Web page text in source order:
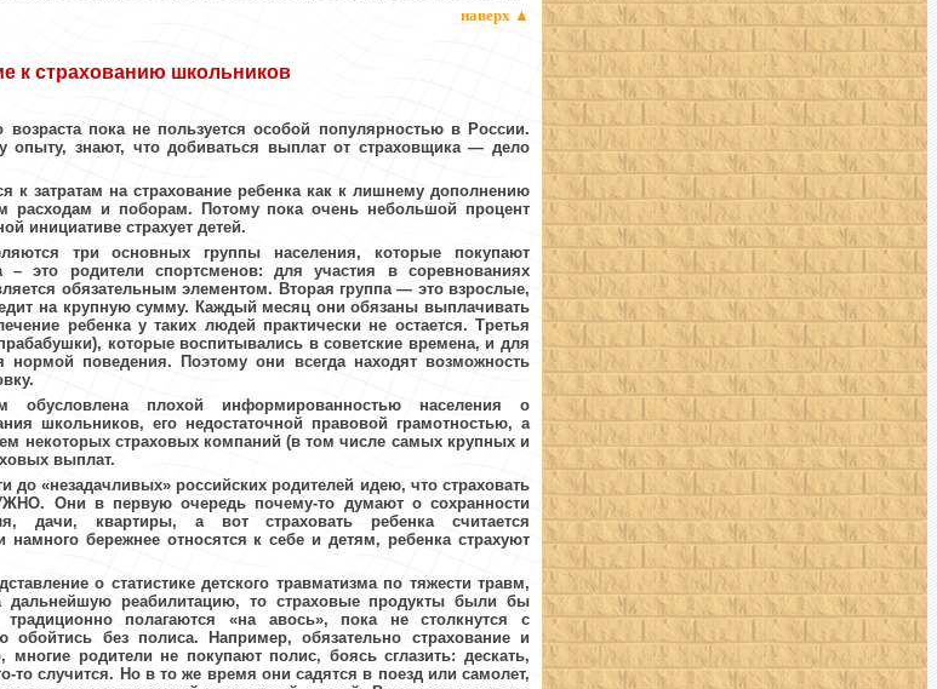
наверх ▲
к страхованию школьников
возраста пока не пользуется особой популярностью в России.
опыту, знают, что добиваться выплат от страховщика — дело
к затратам на страхование ребенка как к лишнему дополнению
и поборам. Потому пока очень небольшой процент
инициативе страхует детей.
три основных группы населения, которые покупают
– это родители спортсменов: для участия в соревнованиях
обязательным элементом. Вторая группа — это взрослые,
на крупную сумму. Каждый месяц они обязаны выплачивать
ребенка у таких людей практически не остается. Третья
которые воспитывались в советские времена, и для
нормой поведения. Поэтому они всегда находят возможность
обусловлена плохой информированностью населения о
школьников, его недостаточной правовой грамотностью, а
некоторыхстраховых компаний (в том числе самых крупных и
выплат.
до «незадачливых» российских родителей идею, что страховать
Они в первую очередь почему-то думают о сохранности
дачи, квартиры, а вот страховать ребенка считается
бережнее относятся к себе и детям, ребенка страхуют
о статистике детского травматизма по тяжести травм,
дальнейшую реабилитацию, то страховые продукты были бы
полагаются «на авось», пока не столкнутся с
без полиса. Например, обязательно страхование и
родители не покупают полис, боясь сглазить: дескать,
то случится. Но в то же время они садятся в поезд или самолет,